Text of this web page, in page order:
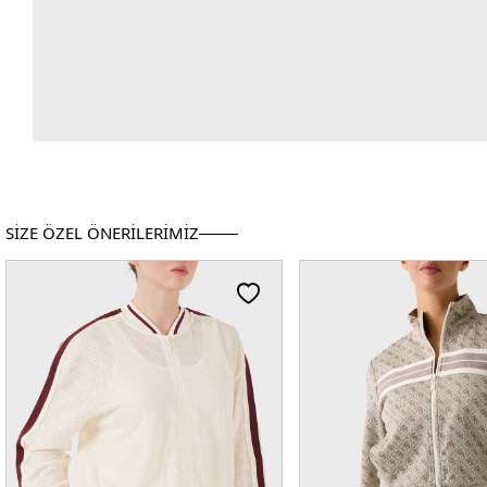
SİZE ÖZEL ÖNERİLERİMİZ